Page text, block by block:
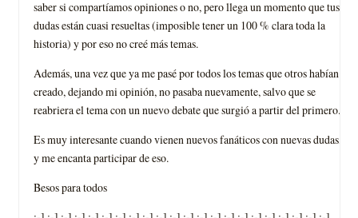
saber si compartíamos opiniones o no, pero llega un momento que tus
dudas están cuasi resueltas (imposible tener un 100 % clara toda la
historia) y por eso no creé más temas.
Además, una vez que ya me pasé por todos los temas que otros habían
creado, dejando mi opinión, no pasaba nuevamente, salvo que se
reabriera el tema con un nuevo debate que surgió a partir del primero.
Es muy interesante cuando vienen nuevos fanáticos con nuevas dudas,
y me encanta participar de eso.
Besos para todos